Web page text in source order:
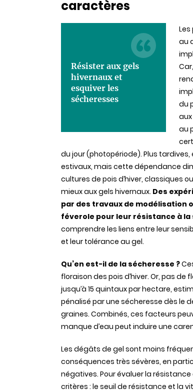
caractères
Résister aux gels
hivernaux et
esquiver les
sécheresses
au
du
au
du jour (photopériode). Plus
estivaux, mais cette dépendance
cultures de pois d’hiver, classiques
mieux aux gels hivernaux. Des
par des travaux de modélisation
féverole pour leur résistance à
comprendre les liens entre leur
et leur tolérance au gel.
Qu’en est-il de la sécheresse ?
floraison des pois d’hiver. Or, pas
jusqu’à 15 quintaux par hectare,
pénalisé par une sécheresse dès le
graines. Combinés, ces facteurs
manque d’eau peut induire une
Les dégâts de gel sont moins
conséquences très sévères, en
négatives. Pour évaluer la
critères : le seuil de résistance et la